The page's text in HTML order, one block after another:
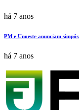
há 7 anos
PM e Unoeste anunciam
há 7 anos